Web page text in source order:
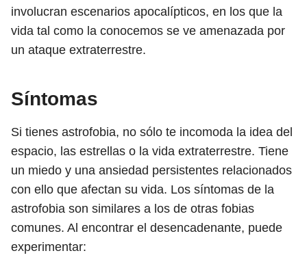
involucran escenarios apocalípticos, en los que la
vida tal como la conocemos se ve amenazada por
un ataque extraterrestre.
Síntomas
Si tienes astrofobia, no sólo te incomoda la idea del
espacio, las estrellas o la vida extraterrestre. Tiene
un miedo y una ansiedad persistentes relacionados
con ello que afectan su vida. Los síntomas de la
astrofobia son similares a los de otras fobias
comunes. Al encontrar el desencadenante, puede
experimentar: